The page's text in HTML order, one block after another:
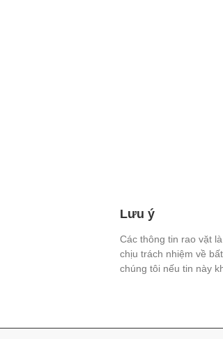
Lưu ý
Các thông tin rao vặt
chịu trách nhiệm về
chúng tôi nếu tin này